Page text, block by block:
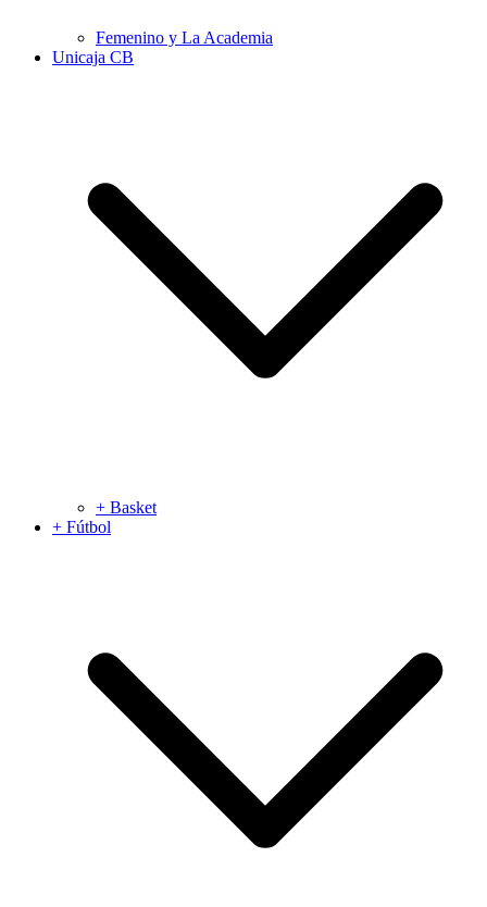
Femenino y La Academia
Unicaja CB
+ Basket
+ Fútbol